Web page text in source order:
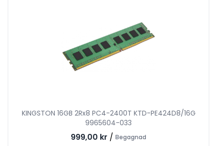
KINGSTON 16GB 2Rx8 PC4-2400T KTD-PE424D8/16G
9965604-033
999,00 kr / Begagnad